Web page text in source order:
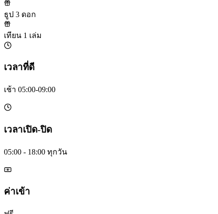
ธูป 3 ดอก
เทียน 1 เล่ม
เวลาที่ดี
เช้า 05:00-09:00
เวลาเปิด-ปิด
05:00 - 18:00 ทุกวัน
ค่าเข้า